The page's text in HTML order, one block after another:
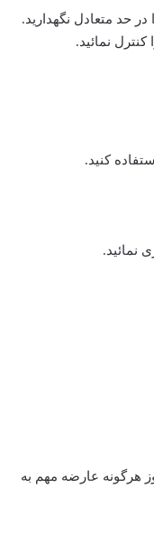
حد متعادل نگهدارید.
نمائید.
هرگونه عارضه مهم به